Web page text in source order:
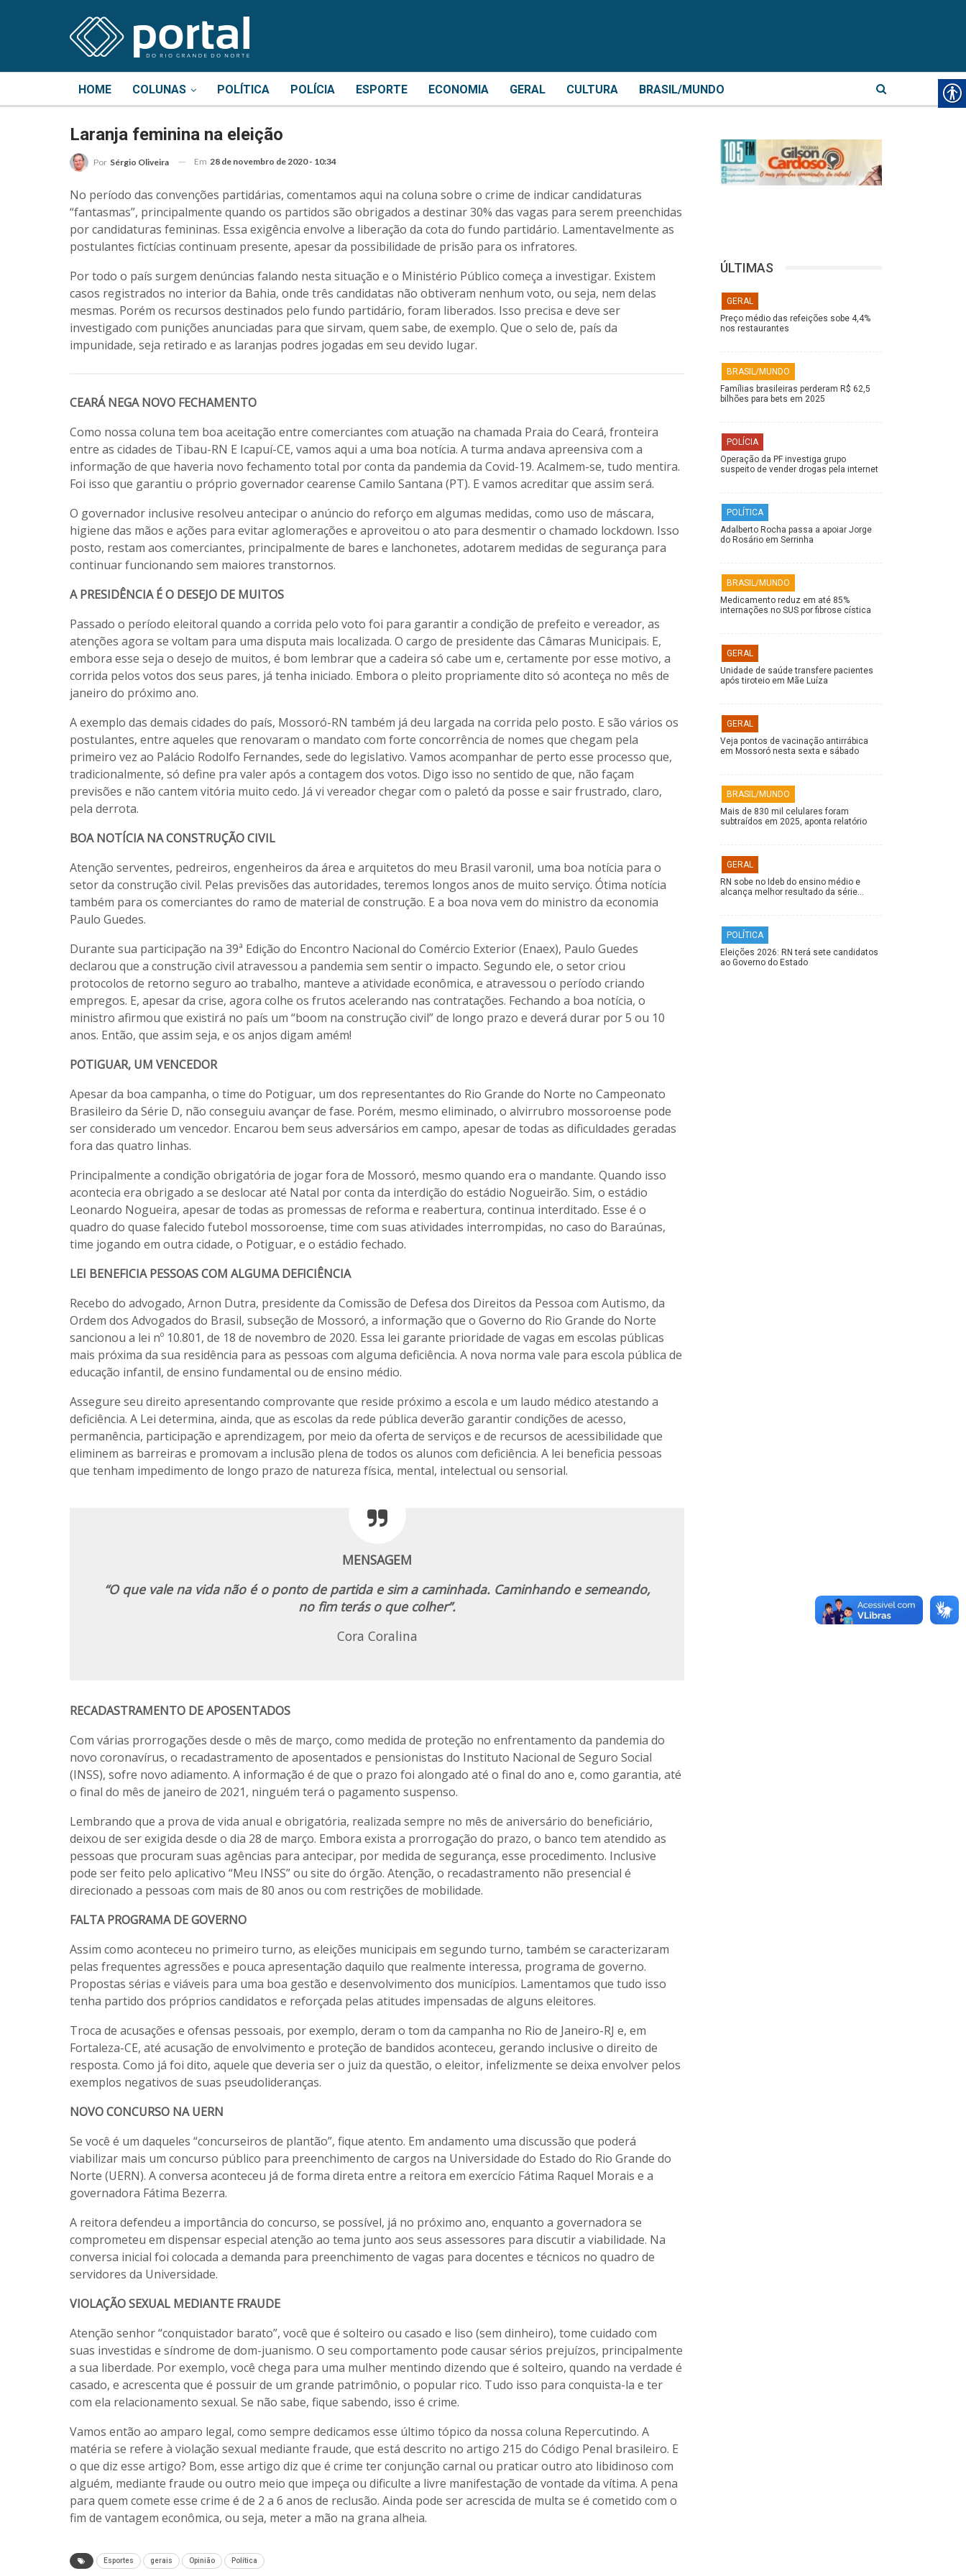
HOME COLUNAS POLÍTICA POLÍCIA ESPORTE ECONOMIA GERAL CULTURA BRASIL/MUNDO
Laranja feminina na eleição
Por Sérgio Oliveira Em 28 de novembro de 2020 - 10:34
No período das convenções partidárias, comentamos aqui na coluna sobre o crime de indicar candidaturas
“fantasmas”, principalmente quando os partidos são obrigados a destinar 30% das vagas para serem preenchidas
por candidaturas femininas. Essa exigência envolve a liberação da cota do fundo partidário. Lamentavelmente as
postulantes fictícias continuam presente, apesar da possibilidade de prisão para os infratores.
Por todo o país surgem denúncias falando nesta situação e o Ministério Público começa a investigar. Existem
casos registrados no interior da Bahia, onde três candidatas não obtiveram nenhum voto, ou seja, nem delas
mesmas. Porém os recursos destinados pelo fundo partidário, foram liberados. Isso precisa e deve ser
investigado com punições anunciadas para que sirvam, quem sabe, de exemplo. Que o selo de, país da
impunidade, seja retirado e as laranjas podres jogadas em seu devido lugar.
CEARÁ NEGA NOVO FECHAMENTO
Como nossa coluna tem boa aceitação entre comerciantes com atuação na chamada Praia do Ceará, fronteira
entre as cidades de Tibau-RN E Icapuí-CE, vamos aqui a uma boa notícia. A turma andava apreensiva com a
informação de que haveria novo fechamento total por conta da pandemia da Covid-19. Acalmem-se, tudo mentira.
Foi isso que garantiu o próprio governador cearense Camilo Santana (PT). E vamos acreditar que assim será.
O governador inclusive resolveu antecipar o anúncio do reforço em algumas medidas, como uso de máscara,
higiene das mãos e ações para evitar aglomerações e aproveitou o ato para desmentir o chamado lockdown. Isso
posto, restam aos comerciantes, principalmente de bares e lanchonetes, adotarem medidas de segurança para
continuar funcionando sem maiores transtornos.
A PRESIDÊNCIA É O DESEJO DE MUITOS
Passado o período eleitoral quando a corrida pelo voto foi para garantir a condição de prefeito e vereador, as
atenções agora se voltam para uma disputa mais localizada. O cargo de presidente das Câmaras Municipais. E,
embora esse seja o desejo de muitos, é bom lembrar que a cadeira só cabe um e, certamente por esse motivo, a
corrida pelos votos dos seus pares, já tenha iniciado. Embora o pleito propriamente dito só aconteça no mês de
janeiro do próximo ano.
A exemplo das demais cidades do país, Mossoró-RN também já deu largada na corrida pelo posto. E são vários os
postulantes, entre aqueles que renovaram o mandato com forte concorrência de nomes que chegam pela
primeiro vez ao Palácio Rodolfo Fernandes, sede do legislativo. Vamos acompanhar de perto esse processo que,
tradicionalmente, só define pra valer após a contagem dos votos. Digo isso no sentido de que, não façam
previsões e não cantem vitória muito cedo. Já vi vereador chegar com o paletó da posse e sair frustrado, claro,
pela derrota.
BOA NOTÍCIA NA CONSTRUÇÃO CIVIL
Atenção serventes, pedreiros, engenheiros da área e arquitetos do meu Brasil varonil, uma boa notícia para o
setor da construção civil. Pelas previsões das autoridades, teremos longos anos de muito serviço. Ótima notícia
também para os comerciantes do ramo de material de construção. E a boa nova vem do ministro da economia
Paulo Guedes.
Durante sua participação na 39ª Edição do Encontro Nacional do Comércio Exterior (Enaex), Paulo Guedes
declarou que a construção civil atravessou a pandemia sem sentir o impacto. Segundo ele, o setor criou
protocolos de retorno seguro ao trabalho, manteve a atividade econômica, e atravessou o período criando
empregos. E, apesar da crise, agora colhe os frutos acelerando nas contratações. Fechando a boa notícia, o
ministro afirmou que existirá no país um “boom na construção civil” de longo prazo e deverá durar por 5 ou 10
anos. Então, que assim seja, e os anjos digam amém!
POTIGUAR, UM VENCEDOR
Apesar da boa campanha, o time do Potiguar, um dos representantes do Rio Grande do Norte no Campeonato
Brasileiro da Série D, não conseguiu avançar de fase. Porém, mesmo eliminado, o alvirrubro mossoroense pode
ser considerado um vencedor. Encarou bem seus adversários em campo, apesar de todas as dificuldades geradas
fora das quatro linhas.
Principalmente a condição obrigatória de jogar fora de Mossoró, mesmo quando era o mandante. Quando isso
acontecia era obrigado a se deslocar até Natal por conta da interdição do estádio Nogueirão. Sim, o estádio
Leonardo Nogueira, apesar de todas as promessas de reforma e reabertura, continua interditado. Esse é o
quadro do quase falecido futebol mossoroense, time com suas atividades interrompidas, no caso do Baraúnas,
time jogando em outra cidade, o Potiguar, e o estádio fechado.
LEI BENEFICIA PESSOAS COM ALGUMA DEFICIÊNCIA
Recebo do advogado, Arnon Dutra, presidente da Comissão de Defesa dos Direitos da Pessoa com Autismo, da
Ordem dos Advogados do Brasil, subseção de Mossoró, a informação que o Governo do Rio Grande do Norte
sancionou a lei nº 10.801, de 18 de novembro de 2020. Essa lei garante prioridade de vagas em escolas públicas
mais próxima da sua residência para as pessoas com alguma deficiência. A nova norma vale para escola pública de
educação infantil, de ensino fundamental ou de ensino médio.
Assegure seu direito apresentando comprovante que reside próximo a escola e um laudo médico atestando a
deficiência. A Lei determina, ainda, que as escolas da rede pública deverão garantir condições de acesso,
permanência, participação e aprendizagem, por meio da oferta de serviços e de recursos de acessibilidade que
eliminem as barreiras e promovam a inclusão plena de todos os alunos com deficiência. A lei beneficia pessoas
que tenham impedimento de longo prazo de natureza física, mental, intelectual ou sensorial.
MENSAGEM
“O que vale na vida não é o ponto de partida e sim a caminhada. Caminhando e semeando,
no fim terás o que colher”.
Cora Coralina
RECADASTRAMENTO DE APOSENTADOS
Com várias prorrogações desde o mês de março, como medida de proteção no enfrentamento da pandemia do
novo coronavírus, o recadastramento de aposentados e pensionistas do Instituto Nacional de Seguro Social
(INSS), sofre novo adiamento. A informação é de que o prazo foi alongado até o final do ano e, como garantia, até
o final do mês de janeiro de 2021, ninguém terá o pagamento suspenso.
Lembrando que a prova de vida anual e obrigatória, realizada sempre no mês de aniversário do beneficiário,
deixou de ser exigida desde o dia 28 de março. Embora exista a prorrogação do prazo, o banco tem atendido as
pessoas que procuram suas agências para antecipar, por medida de segurança, esse procedimento. Inclusive
pode ser feito pelo aplicativo “Meu INSS” ou site do órgão. Atenção, o recadastramento não presencial é
direcionado a pessoas com mais de 80 anos ou com restrições de mobilidade.
FALTA PROGRAMA DE GOVERNO
Assim como aconteceu no primeiro turno, as eleições municipais em segundo turno, também se caracterizaram
pelas frequentes agressões e pouca apresentação daquilo que realmente interessa, programa de governo.
Propostas sérias e viáveis para uma boa gestão e desenvolvimento dos municípios. Lamentamos que tudo isso
tenha partido dos próprios candidatos e reforçada pelas atitudes impensadas de alguns eleitores.
Troca de acusações e ofensas pessoais, por exemplo, deram o tom da campanha no Rio de Janeiro-RJ e, em
Fortaleza-CE, até acusação de envolvimento e proteção de bandidos aconteceu, gerando inclusive o direito de
resposta. Como já foi dito, aquele que deveria ser o juiz da questão, o eleitor, infelizmente se deixa envolver pelos
exemplos negativos de suas pseudolideranças.
NOVO CONCURSO NA UERN
Se você é um daqueles “concurseiros de plantão”, fique atento. Em andamento uma discussão que poderá
viabilizar mais um concurso público para preenchimento de cargos na Universidade do Estado do Rio Grande do
Norte (UERN). A conversa aconteceu já de forma direta entre a reitora em exercício Fátima Raquel Morais e a
governadora Fátima Bezerra.
A reitora defendeu a importância do concurso, se possível, já no próximo ano, enquanto a governadora se
comprometeu em dispensar especial atenção ao tema junto aos seus assessores para discutir a viabilidade. Na
conversa inicial foi colocada a demanda para preenchimento de vagas para docentes e técnicos no quadro de
servidores da Universidade.
VIOLAÇÃO SEXUAL MEDIANTE FRAUDE
Atenção senhor “conquistador barato”, você que é solteiro ou casado e liso (sem dinheiro), tome cuidado com
suas investidas e síndrome de dom-juanismo. O seu comportamento pode causar sérios prejuízos, principalmente
a sua liberdade. Por exemplo, você chega para uma mulher mentindo dizendo que é solteiro, quando na verdade é
casado, e acrescenta que é possuir de um grande patrimônio, o popular rico. Tudo isso para conquista-la e ter
com ela relacionamento sexual. Se não sabe, fique sabendo, isso é crime.
Vamos então ao amparo legal, como sempre dedicamos esse último tópico da nossa coluna Repercutindo. A
matéria se refere à violação sexual mediante fraude, que está descrito no artigo 215 do Código Penal brasileiro. E
o que diz esse artigo? Bom, esse artigo diz que é crime ter conjunção carnal ou praticar outro ato libidinoso com
alguém, mediante fraude ou outro meio que impeça ou dificulte a livre manifestação de vontade da vítima. A pena
para quem comete esse crime é de 2 a 6 anos de reclusão. Ainda pode ser acrescida de multa se é cometido com o
fim de vantagem econômica, ou seja, meter a mão na grana alheia.
Esportes gerais Opinião Política
ÚLTIMAS
GERAL
Preço médio das refeições sobe 4,4%
nos restaurantes
BRASIL/MUNDO
Famílias brasileiras perderam R$ 62,5
bilhões para bets em 2025
POLÍCIA
Operação da PF investiga grupo
suspeito de vender drogas pela internet
POLÍTICA
Adalberto Rocha passa a apoiar Jorge
do Rosário em Serrinha
BRASIL/MUNDO
Medicamento reduz em até 85%
internações no SUS por fibrose cística
GERAL
Unidade de saúde transfere pacientes
após tiroteio em Mãe Luíza
GERAL
Veja pontos de vacinação antirrábica
em Mossoró nesta sexta e sábado
BRASIL/MUNDO
Mais de 830 mil celulares foram
subtraídos em 2025, aponta relatório
GERAL
RN sobe no Ideb do ensino médio e
alcança melhor resultado da série…
POLÍTICA
Eleições 2026: RN terá sete candidatos
ao Governo do Estado